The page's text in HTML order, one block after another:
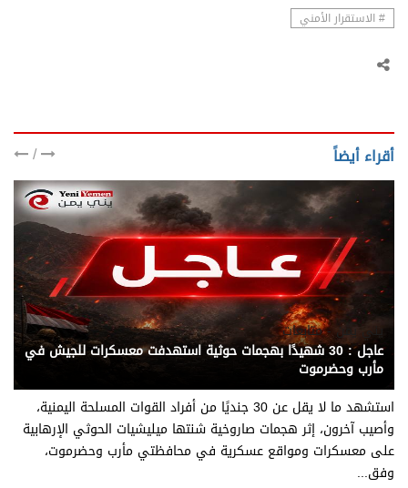
# الاستقرار الأمني
أقراء أيضاً /
يني يمن - متابعات
عاجل : 30 شهيدًا بهجمات حوثية استهدفت معسكرات للجيش في
مأرب وحضرموت
استشهد ما لا يقل عن 30 جنديًا من أفراد القوات المسلحة اليمنية،
وأصيب آخرون، إثر هجمات صاروخية شنتها ميليشيات الحوثي الإرهابية
على معسكرات ومواقع عسكرية في محافظتي مأرب وحضرموت،
وفق...